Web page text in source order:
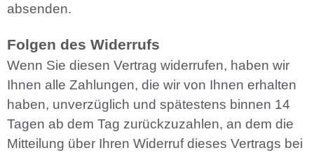
absenden.
Folgen des Widerrufs
Wenn Sie diesen Vertrag widerrufen, haben wir
Ihnen alle Zahlungen, die wir von Ihnen erhalten
haben, unverzüglich und spätestens binnen 14
Tagen ab dem Tag zurückzuzahlen, an dem die
Mitteilung über Ihren Widerruf dieses Vertrags bei